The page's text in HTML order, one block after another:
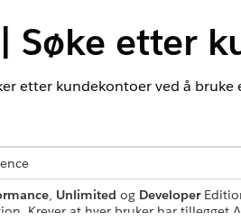
Søke etter
etter kundekontoer ved å
, Unlimited og Developer
Krever at hver bruker har